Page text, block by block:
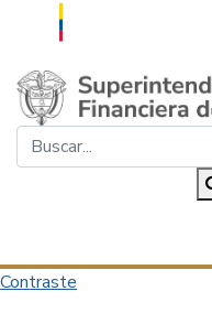
Saltar al contenido principal
Contraste